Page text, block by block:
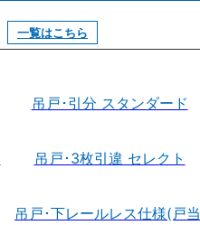
一覧はこちら
吊戸･引分 スタンダード
吊戸･3枚引違 セレクト
吊戸･下レールレス仕様(戸当